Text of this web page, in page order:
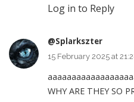
Log in to Reply
@Splarkszter
15 February 2025 at
WHY ARE THEY SO